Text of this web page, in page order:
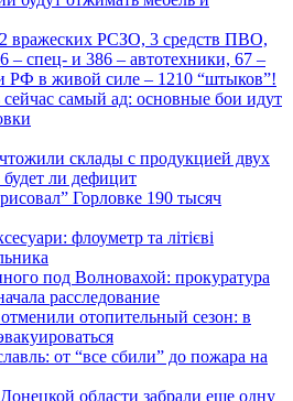
вражеских РСЗО, 3 средств ПВО,
– спец- и 386 – автотехники, 67 –
РФ в живой силе – 1210 “штыков”!
самый ад: основные бои идут
склады с продукцией двух
ли дефицит
Горловке 190 тысяч
флоуметр та літієві
под Волновахой: прокуратура
расследование
отопительный сезон: в
от “все сбили” до пожара на
области забрали еще одну